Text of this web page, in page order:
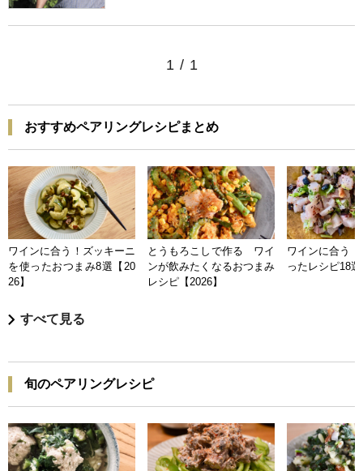
1 / 1
おすすめペアリングレシピまとめ
ワインに合う！ズッキーニ
を使ったおつまみ8選【20
26】
とうもろこしで作る ワイ
ンが飲みたくなるおつまみ
レシピ【2026】
ワインに合う
ったレシピ18
すべて見る
旬のペアリングレシピ